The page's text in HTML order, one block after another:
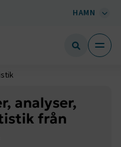
HAMN
analyser,
från